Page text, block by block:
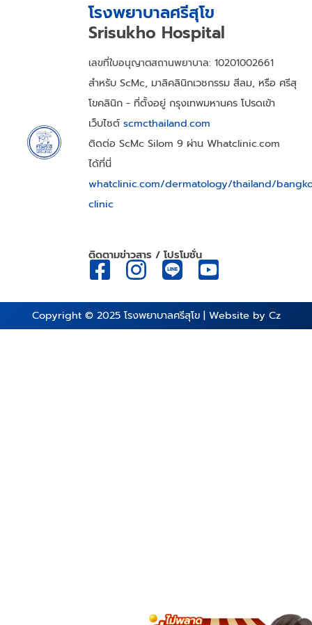
โรงพยาบาลศรีสุโข
Srisukho Hospital
เลขที่ใบอนุญาตสถานพยาบาล: 10201002661
สำหรับ ScMc, มาลิคลินิกเวชกรรม สีลม, หรือ ศรีสุ
โขคลินิก - ที่ตั้งอยู่ กรุงเทพมหานคร โปรดเข้า
เว็บไซต์ scmcthailand.com
ติดต่อ ScMc Silom 9 ผ่าน Whatclinic.com
ได้ที่นี่
whatclinic.com/dermatology/thailand/
clinic
ติดตามข่าวสาร / โปรโมชั่น
Copyright © 2025 โรงพยาบาลศรีสุโข| Website by Cz